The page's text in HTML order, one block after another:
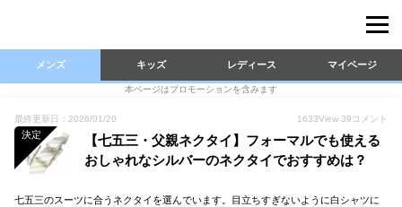
メンズ キッズ レディース マイページ
本ページはプロモーションを含みます
最終更新日：2026/01/20 1633View 39 コメント
決定
【七五三・父親ネクタイ】フォーマルでも使える
おしゃれなシルバーのネクタイでおすすめは？
七五三のスーツに合うネクタイを選んでいます。目立ちすぎないように白シャツに